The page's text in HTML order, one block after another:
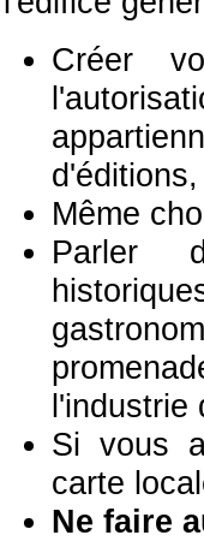
Créer
Même
Parler
l'industrie
Si vous
carte
Ne faire